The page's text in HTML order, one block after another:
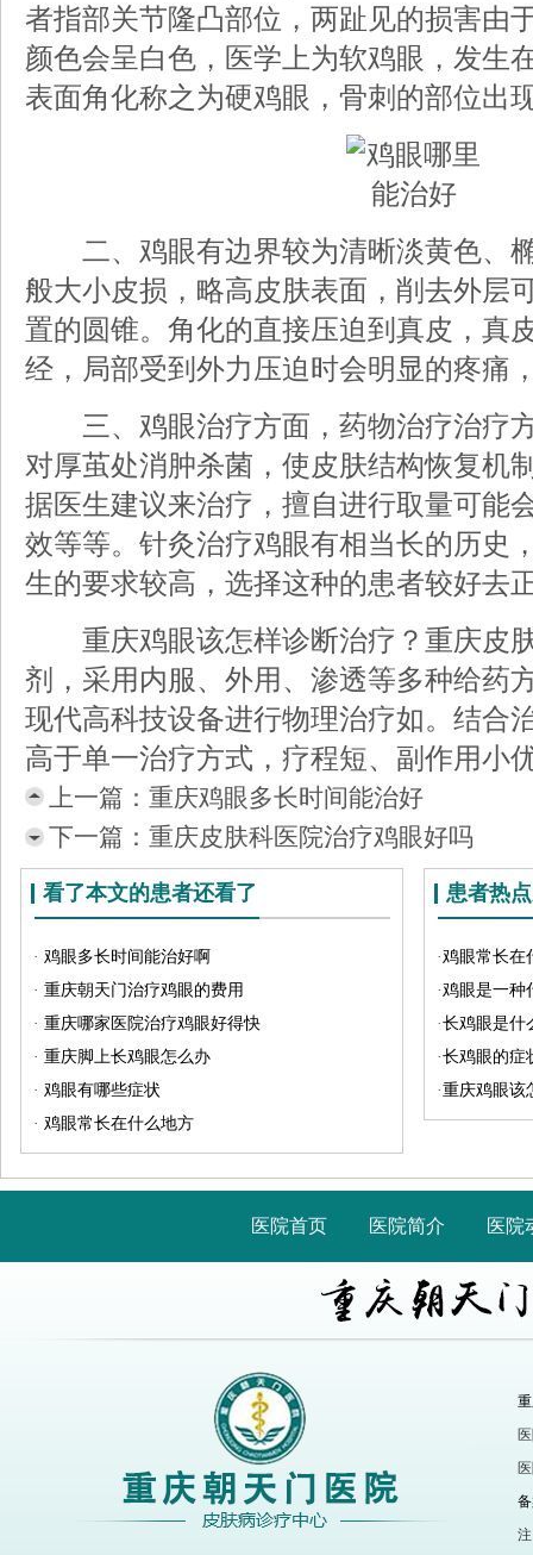
者指部关节隆凸部位，两趾见的损害由
颜色会呈白色，医学上为软鸡眼，发生
表面角化称之为硬鸡眼，骨刺的部位出
二、鸡眼有边界较为清晰淡黄色、
般大小皮损，略高皮肤表面，削去外层
置的圆锥。角化的直接压迫到真皮，真
经，局部受到外力压迫时会明显的疼痛
三、鸡眼治疗方面，药物治疗治疗
对厚茧处消肿杀菌，使皮肤结构恢复机
据医生建议来治疗，擅自进行取量可能
效等等。针灸治疗鸡眼有相当长的历史
生的要求较高，选择这种的患者较好去
重庆鸡眼该怎样诊断治疗？重庆皮
剂，采用内服、外用、渗透等多种给药
现代高科技设备进行物理治疗如。结合
高于单一治疗方式，疗程短、副作用小
上一篇： 重庆鸡眼多长时间能治好
下一篇： 重庆皮肤科医院治疗鸡眼好吗
看了本文的患者还看了
· 鸡眼多长时间能治好啊
· 重庆朝天门治疗鸡眼的费用
· 重庆哪家医院治疗鸡眼好得快
· 重庆脚上长鸡眼怎么办
· 鸡眼有哪些症状
· 鸡眼常长在什么地方
患者热
·鸡眼常长在
·鸡眼是一种
·长鸡眼是什
·长鸡眼的症
·重庆鸡眼该
医院首页 医院简介 医院